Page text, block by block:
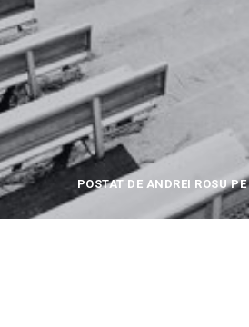
POSTAT DE ANDREI ROSU